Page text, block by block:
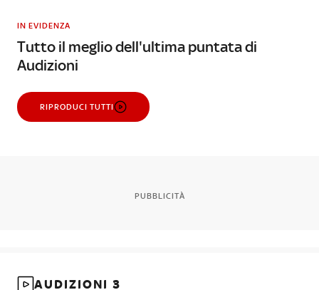
IN EVIDENZA
Tutto il meglio dell'ultima puntata di
Audizioni
RIPRODUCI TUTTI
PUBBLICITÀ
AUDIZIONI 3